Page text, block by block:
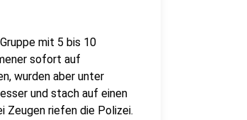
mit 5 bis 10
sofort auf
wurden aber unter
und stach auf einen
Zeugen riefen die Polizei.